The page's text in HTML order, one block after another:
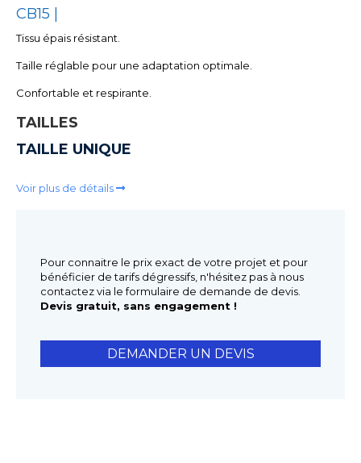
CB15 |
Tissu épais résistant.
Taille réglable pour une adaptation optimale.
Confortable et respirante.
TAILLES
TAILLE UNIQUE
Voir plus de détails
Pour connaitre le prix exact de votre projet et pour
bénéficier de tarifs dégressifs, n'hésitez pas à nous
contactez via le formulaire de demande de devis.
Devis gratuit, sans engagement !
DEMANDER UN DEVIS